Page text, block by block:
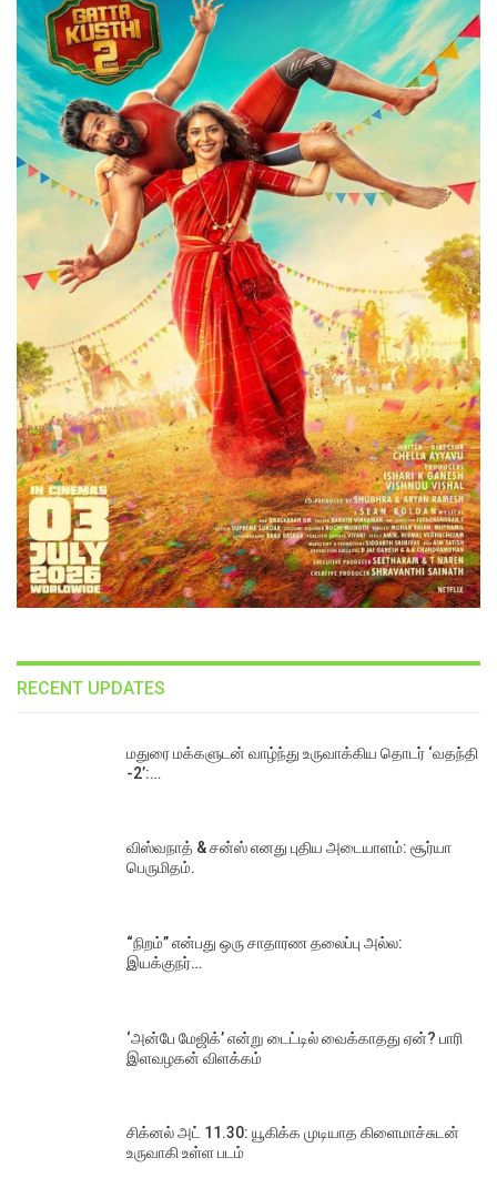
RECENT UPDATES
மதுரை மக்களுடன் வாழ்ந்து உருவாக்கிய தொடர் ‘வதந்தி
-2’:…
விஸ்வநாத் & சன்ஸ் எனது புதிய அடையாளம்: சூர்யா
பெருமிதம்.
“நிறம்” என்பது ஒரு சாதாரண தலைப்பு அல்ல:
இயக்குநர்…
‘அன்பே மேஜிக்’ என்று டைட்டில் வைக்காதது ஏன்? பாரி
இளவழகன் விளக்கம்
சிக்னல் அட் 11.30: யூகிக்க முடியாத கிளைமாச்சுடன்
உருவாகி உள்ள படம்